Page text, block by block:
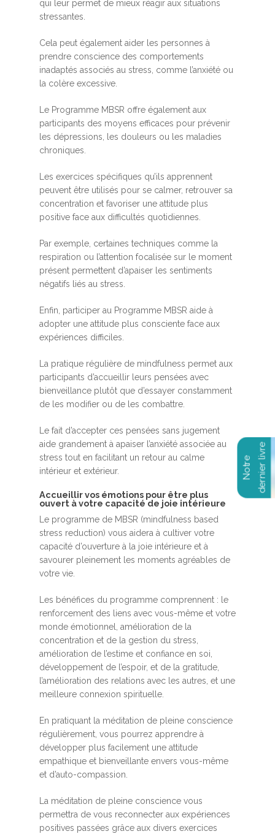
qui leur permet de mieux réagir aux situations
stressantes.
Cela peut également aider les personnes à
prendre conscience des comportements
inadaptés associés au stress, comme l’anxiété ou
la colère excessive.
Le Programme MBSR offre également aux
participants des moyens efficaces pour prévenir
les dépressions, les douleurs ou les maladies
chroniques.
Les exercices spécifiques qu’ils apprennent
peuvent être utilisés pour se calmer, retrouver sa
concentration et favoriser une attitude plus
positive face aux difficultés quotidiennes.
Par exemple, certaines techniques comme la
respiration ou l’attention focalisée sur le moment
présent permettent d’apaiser les sentiments
négatifs liés au stress.
Enfin, participer au Programme MBSR aide à
adopter une attitude plus consciente face aux
expériences difficiles.
La pratique régulière de mindfulness permet aux
participants d’accueillir leurs pensées avec
bienveillance plutôt que d’essayer constamment
de les modifier ou de les combattre.
Le fait d’accepter ces pensées sans jugement
aide grandement à apaiser l’anxiété associée au
stress tout en facilitant un retour au calme
intérieur et extérieur.
Accueillir vos émotions pour être plus
ouvert à votre capacité de joie intérieure
Le programme de MBSR (mindfulness based
stress reduction) vous aidera à cultiver votre
capacité d’ouverture à la joie intérieure et à
savourer pleinement les moments agréables de
votre vie.
Les bénéfices du programme comprennent : le
renforcement des liens avec vous-même et votre
monde émotionnel, amélioration de la
concentration et de la gestion du stress,
amélioration de l’estime et confiance en soi,
développement de l’espoir, et de la gratitude,
l’amélioration des relations avec les autres, et une
meilleure connexion spirituelle.
En pratiquant la méditation de pleine conscience
régulièrement, vous pourrez apprendre à
développer plus facilement une attitude
empathique et bienveillante envers vous-même
et d’auto-compassion.
La méditation de pleine conscience vous
permettra de vous reconnecter aux expériences
positives passées grâce aux divers exercices